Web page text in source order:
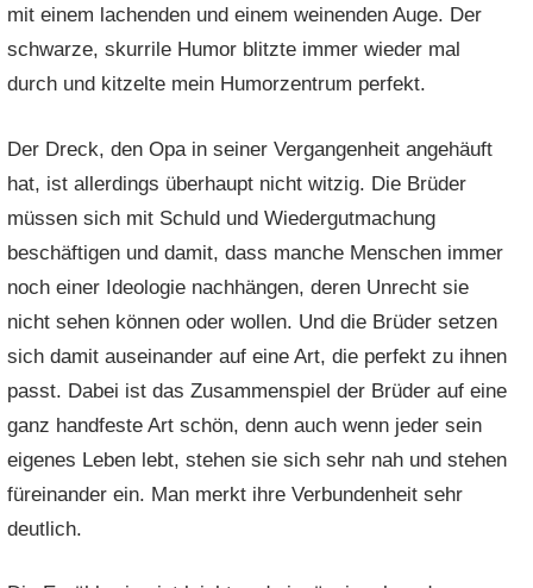
mit einem lachenden und einem weinenden Auge. Der
schwarze, skurrile Humor blitzte immer wieder mal
durch und kitzelte mein Humorzentrum perfekt.
Der Dreck, den Opa in seiner Vergangenheit angehäuft
hat, ist allerdings überhaupt nicht witzig. Die Brüder
müssen sich mit Schuld und Wiedergutmachung
beschäftigen und damit, dass manche Menschen immer
noch einer Ideologie nachhängen, deren Unrecht sie
nicht sehen können oder wollen. Und die Brüder setzen
sich damit auseinander auf eine Art, die perfekt zu ihnen
passt. Dabei ist das Zusammenspiel der Brüder auf eine
ganz handfeste Art schön, denn auch wenn jeder sein
eigenes Leben lebt, stehen sie sich sehr nah und stehen
füreinander ein. Man merkt ihre Verbundenheit sehr
deutlich.